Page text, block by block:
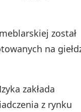
został
na
zakłada
z rynku